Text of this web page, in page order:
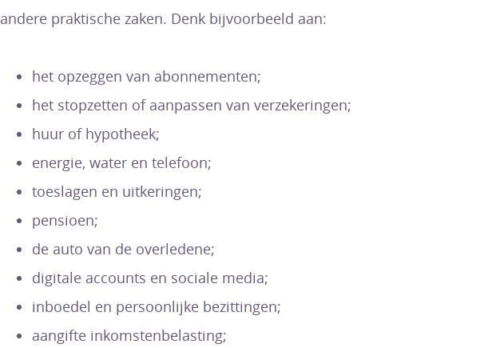
andere praktische zaken. Denk bijvoorbeeld aan:
het opzeggen van abonnementen;
het stopzetten of aanpassen van verzekeringen;
huur of hypotheek;
energie, water en telefoon;
toeslagen en uitkeringen;
pensioen;
de auto van de overledene;
digitale accounts en sociale media;
inboedel en persoonlijke bezittingen;
aangifte inkomstenbelasting;